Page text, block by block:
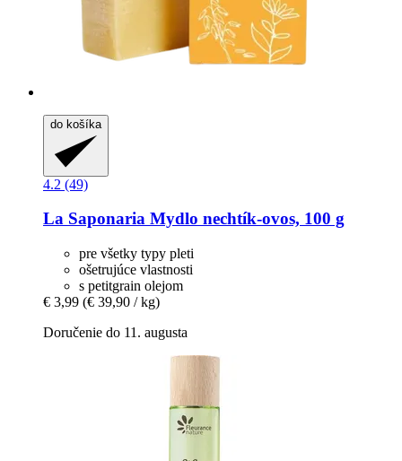
do košíka
4.2 (49)
La Saponaria Mydlo nechtík-​ovos, 100 g
pre všetky typy pleti
ošetrujúce vlastnosti
s petitgrain olejom
€ 3,99 (€ 39,90 / kg)
Doručenie do 11. augusta